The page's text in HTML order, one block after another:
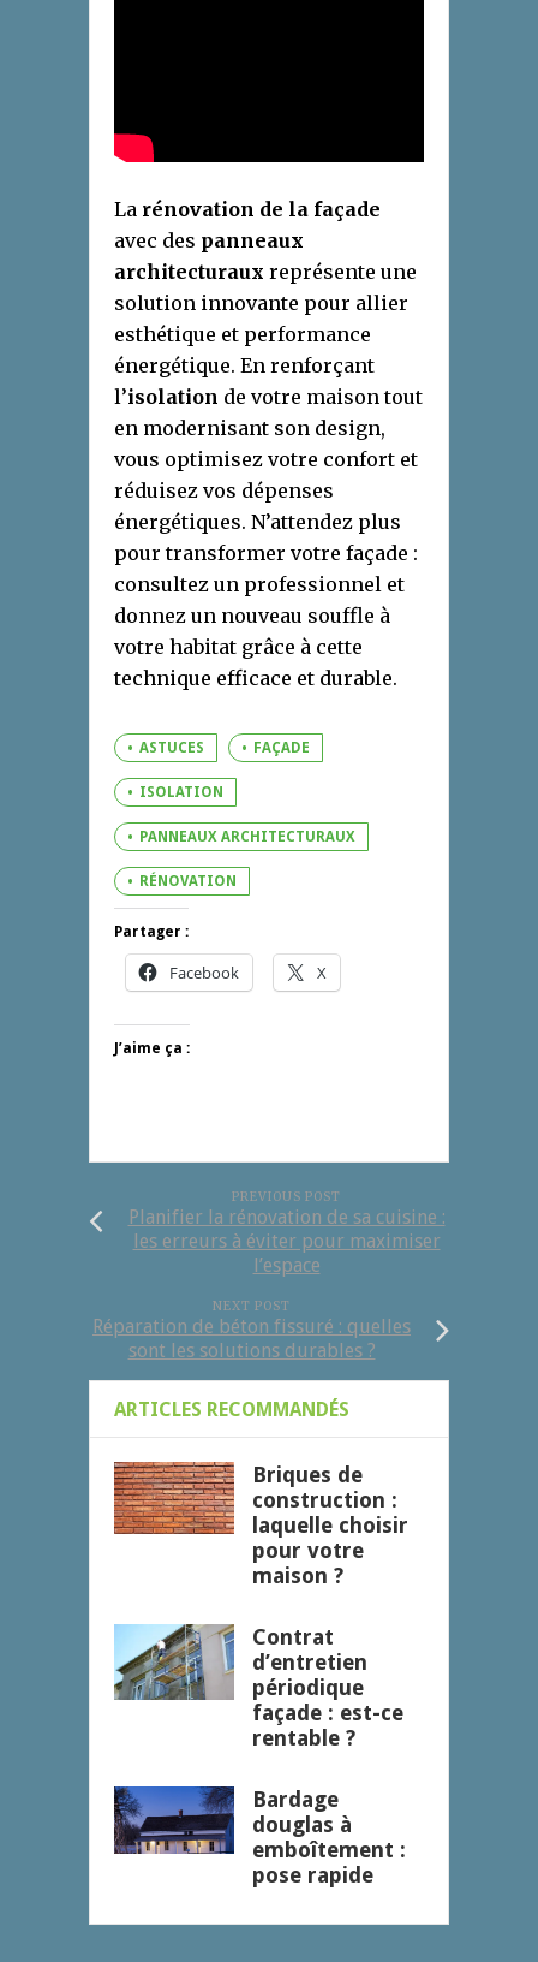
La rénovation de la façade
avec des panneaux
architecturaux représente une
solution innovante pour allier
esthétique et performance
énergétique. En renforçant
l’isolation de votre maison tout
en modernisant son design,
vous optimisez votre confort et
réduisez vos dépenses
énergétiques. N’attendez plus
pour transformer votre façade :
consultez un professionnel et
donnez un nouveau souffle à
votre habitat grâce à cette
technique efficace et durable.
ASTUCES FAÇADE
ISOLATION
PANNEAUX ARCHITECTURAUX
RÉNOVATION
Partager :
Facebook X
J’aime ça :
PREVIOUS POST
Planifier la rénovation de sa cuisine :
les erreurs à éviter pour maximiser
l’espace
NEXT POST
Réparation de béton fissuré : quelles
sont les solutions durables ?
ARTICLES RECOMMANDÉS
Briques de
construction :
laquelle choisir
pour votre
maison ?
Contrat
d’entretien
périodique
façade : est-ce
rentable ?
Bardage
douglas à
emboîtement :
pose rapide